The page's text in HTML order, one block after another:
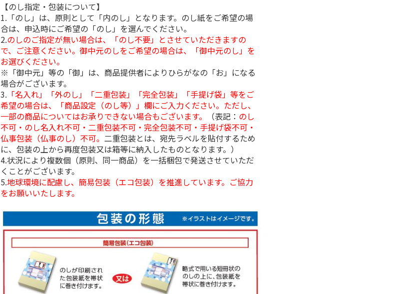
【のし指定・包装について】
1.「のし」は、原則として「内のし」となります。のし紙をご希望の場
合は、申込時にご希望の「のし」を選んでください。
2.のしのご指定が無い場合は、「のし不要」とさせていただきますの
で、ご注意ください。御中元のしをご希望の場合は、「御中元のし」を
お選びください。
※「御中元」等の「御」は、商品提供者によりひらがなの「お」になる
場合がございます。
3. 「名入れ」「外のし」「二重包装」「完全包装」「手提げ袋」等をご
希望の場合は、「商品設定（のし等）」欄にご入力ください。ただし、
一部の商品についてはお承りできない場合もございます。
（表記： のし
不可・のし名入れ不可・二重包装不可・完全包装不可・手提げ袋不可・
仏事包装（仏事のし）不可。 二重包装とは、宛先ラベルを貼付するため
に、包装の上から再度包装又は箱等に納入したものとなります。）
4.状況により複数個（原則、同一商品）を一括梱包で発送させていただ
くことがございます。
5.地球環境に配慮し、簡易包装（エコ包装）を推進しています。ご協力
をお願いいたします。